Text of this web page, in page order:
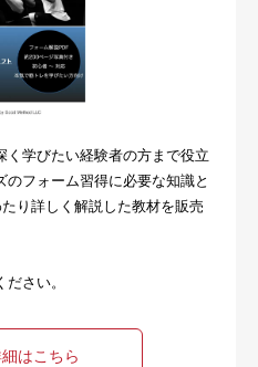
学びたい経験者の方まで役立
フォーム習得に必要な知識と
り詳しく解説した教材を販売
さい。
はこちら